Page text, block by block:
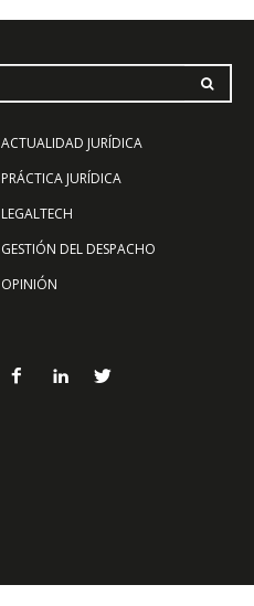
ACTUALIDAD JURÍDICA
PRÁCTICA JURÍDICA
LEGALTECH
GESTIÓN DEL DESPACHO
OPINIÓN